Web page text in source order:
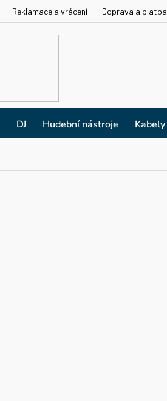
Reklamace a vrácení Doprava a platba
DJ Hudební nástroje Kabely